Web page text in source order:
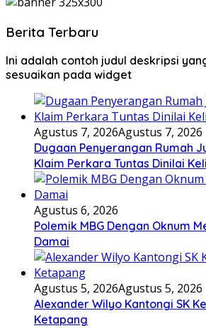
Berita Terbaru
Ini adalah contoh judul deskripsi
sesuaikan pada widget
Agustus 7, 2026Agustus 7, 2026
Dugaan Penyerangan Rumah
Klaim Perkara Tuntas Dinilai
Agustus 6, 2026
Polemik MBG Dengan Oknum
Damai
Agustus 5, 2026Agustus 5, 2026
Alexander Wilyo Kantongi SK
Ketapang